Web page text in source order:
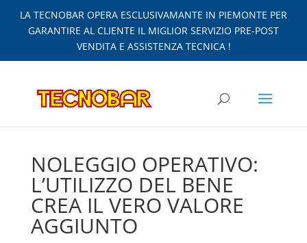
LA TECNOBAR OPERA ESCLUSIVAMANTE IN PIEMONTE PER
GARANTIRE AL CLIENTE IL MIGLIOR SERVIZIO PRE-POST
VENDITA E ASSISTENZA TECNICA !
NOLEGGIO OPERATIVO:
L’UTILIZZO DEL BENE
CREA IL VERO VALORE
AGGIUNTO